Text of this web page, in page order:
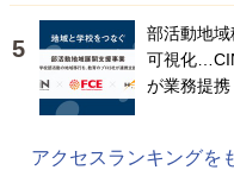
部活動地
可視化
が業務提携
アクセスランキングを